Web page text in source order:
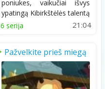
poniukes, vaikučiai išvys
ypatingą Kibirkštėlės talentą
–...
6 serija 21:04
Pažvelkite prieš miegą